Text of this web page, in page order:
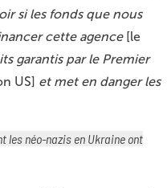
si les fonds que nous
cette agence[le
garantis par le Premier
US] et met en danger les
les néo-nazis en Ukraine ont